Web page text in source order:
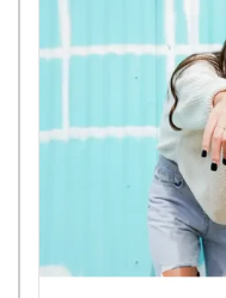
egyénenként eltérő lehet,
reklámozásuk során
betegséget megelőző
A termék nem
az egészséges
A termék nem az
alkalmas! Betegség
kezelőorvosával. Az
lépje túl! Ne szedje
bármelyikére érzékeny